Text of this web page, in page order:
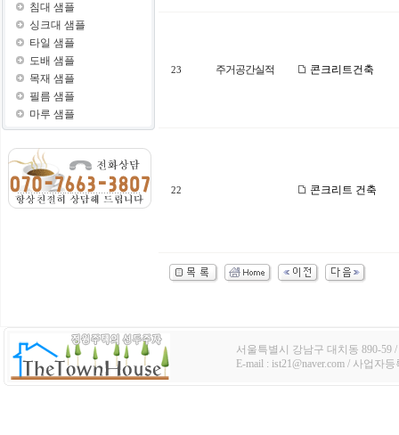
침대 샘플
싱크대 샘플
타일 샘플
도배 샘플
목재 샘플
필름 샘플
마루 샘플
23 주거공간실적 콘크리트건축
22 콘크리트 건축
서울특별시 강남구 대치동 890-59 /
E-mail : ist21@naver.com / 사업자